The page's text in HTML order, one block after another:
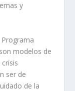
y
modelos de
ser de
de la